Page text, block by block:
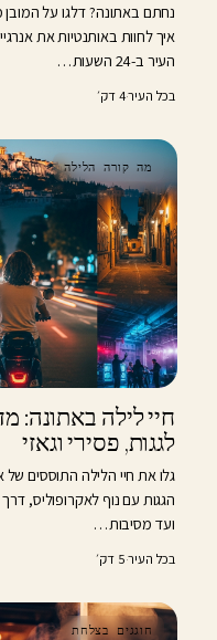
נחתם באתונה? דלגו על
איך לחוות באותנטיות את
העיר ב-24 השעות…
בכל העיר·4 דק׳
מה קורה הלילה
חיי לילה באתונה:
לגגות, פסירי וגאזי
גלו את חיי הלילה התוססים של
הגגות עם נוף לאקרופוליס,
ועד מסיבות…
בכל העיר·5 דק׳
חוגגים בצלחת